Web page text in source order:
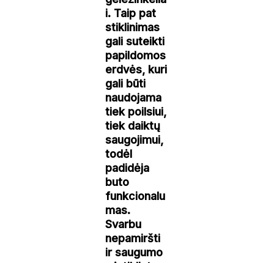
i. Taip pat
stiklinimas
gali suteikti
papildomos
erdvės, kuri
gali būti
naudojama
tiek poilsiui,
tiek daiktų
saugojimui,
todėl
padidėja
buto
funkcionalu
mas.
Svarbu
nepamiršti
ir saugumo